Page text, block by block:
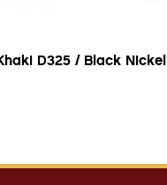
D325 / Black Nickel